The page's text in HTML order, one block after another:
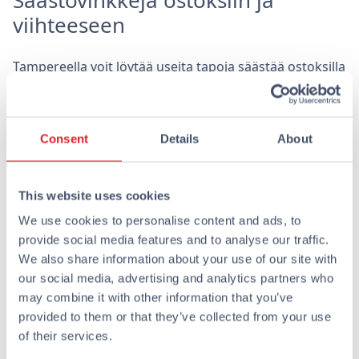
Consent Details About
This website uses cookies
We use cookies to personalise content and ads, to
provide social media features and to analyse our traffic.
We also share information about your use of our site with
our social media, advertising and analytics partners who
may combine it with other information that you’ve
provided to them or that they’ve collected from your use
of their services.
viihteeseen
Tampereella voit löytää useita tapoja säästää ostoksilla
ja viihteessä. Alennusmyynnit ovat yleisiä erityisesti
talvisin, ja kaupungin kirpputorit, kuten Radiokirppis ja
Nämä paikat ovat täydellisiä, jos haluat löytää
persoonallisia matkamuistoja tai vaatteita ilman
Viihteen osalta edulliset elokuvateatterit, kuten
Niagara-teatteri, tarjoavat kulttuurielämyksiä
budjetilla. Voit myös tutustua paikallisiin klubeihin ja
keikkapaikkoihin, joissa usein järjestetään ilmaisia tai
edullisia tapahtumia. Tampereen monipuolinen
tarjonta takaa, että jokaiselle löytyy jotakin.
Kun suunnittelet talvilomaasi Tampereelle, muista, että